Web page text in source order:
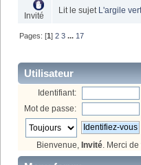
Invité
Lit le sujet L'argile
Pages: [1]2 3 ... 17
Utilisateur
Identifiant:
Mot de passe:
Bienvenue, Invité . Merci de